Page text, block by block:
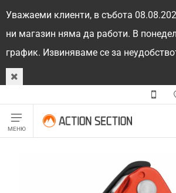
Уважаеми клиенти, в събота
ни магазин няма да работи. В
график. Извиняваме се за